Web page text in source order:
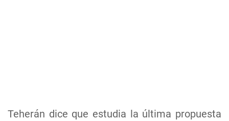
Teherán dice que estudia la última propuesta